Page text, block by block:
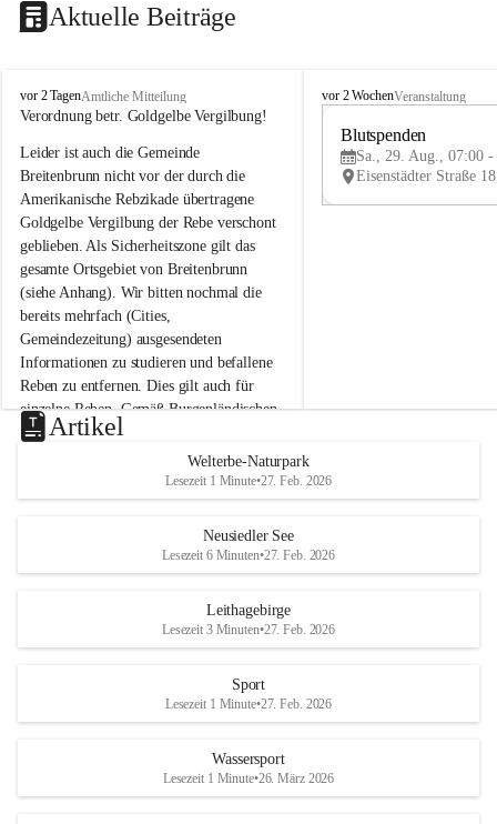
Aktuelle Beiträge
B
r
i
t
e
n
b
r
u
n
n
a
m
N
e
u
s
d
S
vor 2 TagenAmtliche Mitteilung
Verordnung betr. Goldgelbe Vergilbung!
Leider ist auch die Gemeinde
Breitenbrunn nicht vor der durch die
Amerikanische Rebzikade übertragene
Goldgelbe Vergilbung der Rebe verschont
geblieben. Als Sicherheitszone gilt das
gesamte Ortsgebiet von Breitenbrunn
(siehe Anhang). Wir bitten nochmal die
bereits mehrfach (Cities,
Gemeindezeitung) ausgesendeten
Informationen zu studieren und befallene
Reben zu entfernen. Dies gilt auch für
einzelne Reben. Gemäß Burgenländischen
Weinbaugesetz sind nicht gepflegte oder
unzulässige Weingärten zu roden! Bitte
helfen wir zusammen um unsere Winzer
vor den prognostizierten Ernteausfällen
und den daraus folgenden wirtschaftlichen
Maßnahmen zur Bekämpfung
Rebe und der Amerikanischen
Anhang VBl. EU Nr. 18
1 Seite•1,4 MB
B
e
u
e
d
r
S
vor 2 WochenVeranstaltung
Blutspenden
Sa., 29. Aug., 07:00 -
Artikel
Welterbe-Naturpark
Lesezeit 1 Minute•27. Feb. 2026
Neusiedler See
Lesezeit 6 Minuten•27. Feb. 2026
Leithagebirge
Lesezeit 3 Minuten•27. Feb. 2026
Sport
Lesezeit 1 Minute•27. Feb. 2026
Wassersport
Lesezeit 1 Minute•26. März 2026